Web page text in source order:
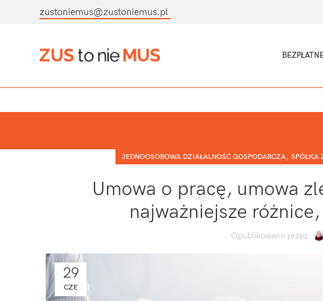
zustoniemus@zustoniemus.pl
JEDNOOSOBOWA DZIAŁALNOŚĆ GOSPODARCZA, SPÓŁKA
Umowa o pracę, umowa
najważniejsze
Opublikowano przez
29
CZE